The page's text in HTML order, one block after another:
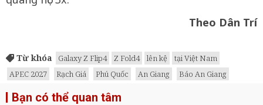
Theo Dân Trí
Từ khóa Galaxy Z Flip4 Z Fold4 lên kệ
tại Việt Nam
APEC 2027
Rạch Giá Phú Quốc An Giang Báo An Giang
Bạn có thể quan tâm